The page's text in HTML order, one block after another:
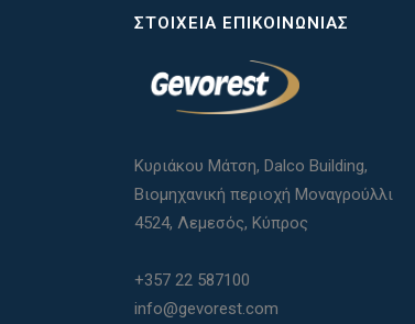
ΣΤΟΙΧΕΊΑ ΕΠΙΚΟΙΝΩΝΊΑΣ
Κυριάκου Μάτση, Dalco Building,
Βιομηχανική περιοχή Μοναγρούλλι
4524, Λεμεσός, Κύπρος
+357 22 587100
info@gevorest.com